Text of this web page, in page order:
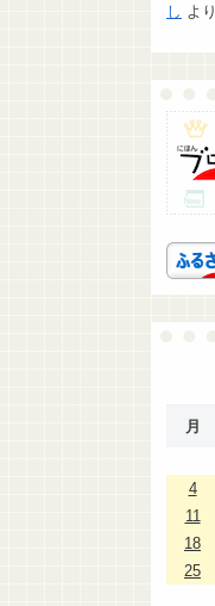
し より
月
4
11
18
25